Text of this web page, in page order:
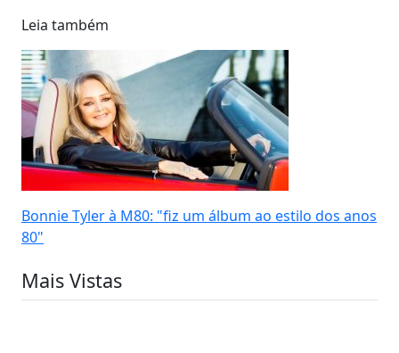
Leia também
Bonnie Tyler à M80: "fiz um álbum ao estilo dos anos
80"
Mais Vistas